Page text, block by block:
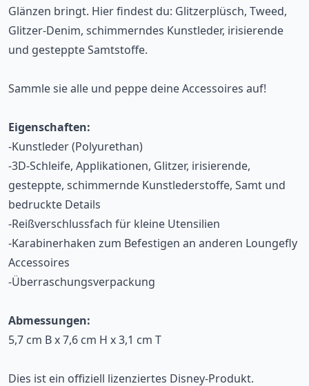
Glänzen bringt. Hier findest du: Glitzerplüsch, Tweed,
Glitzer-Denim, schimmerndes Kunstleder, irisierende
und gesteppte Samtstoffe.
Sammle sie alle und peppe deine Accessoires auf!
Eigenschaften:
-Kunstleder (Polyurethan)
-3D-Schleife, Applikationen, Glitzer, irisierende,
gesteppte, schimmernde Kunstlederstoffe, Samt und
bedruckte Details
-Reißverschlussfach für kleine Utensilien
-Karabinerhaken zum Befestigen an anderen Loungefly
Accessoires
-Überraschungsverpackung
Abmessungen:
5,7 cm B x 7,6 cm H x 3,1 cm T
Dies ist ein offiziell lizenziertes Disney-Produkt.